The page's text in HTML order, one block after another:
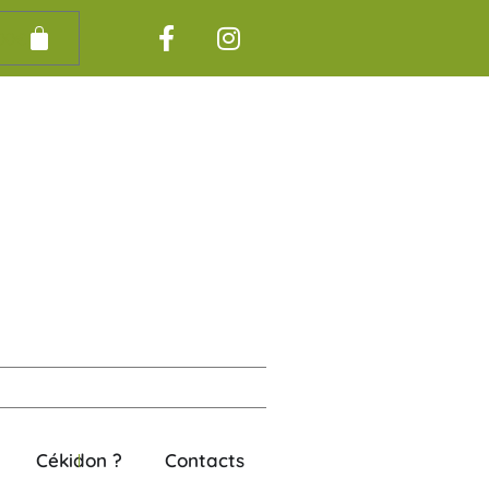
Cékidon ? Contacts